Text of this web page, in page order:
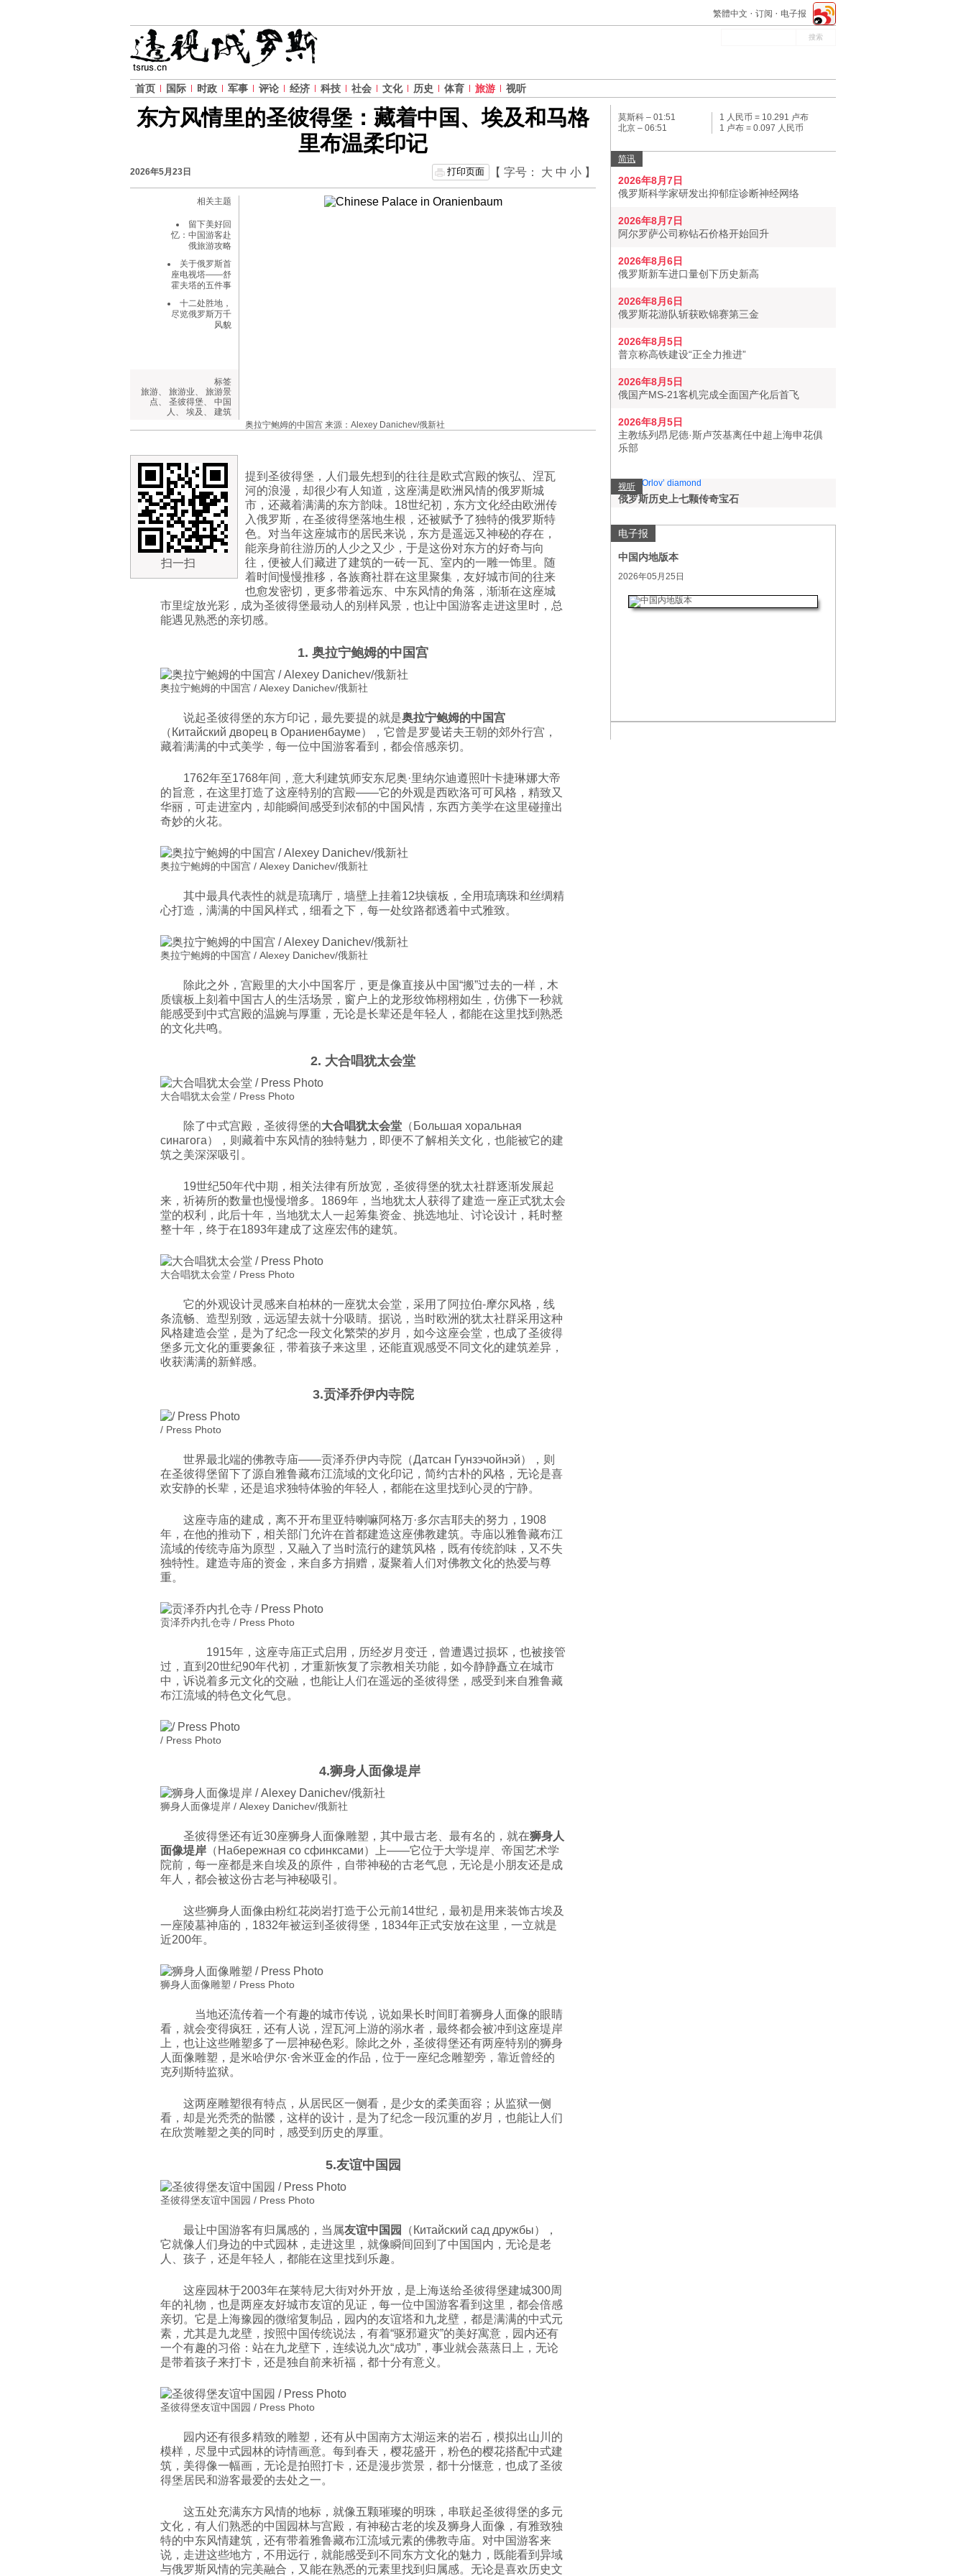
繁體中文 订阅 电子报
首页 国际 时政 军事 评论 经济 科技 社会 文化 历史 体育 旅游 视听
东方风情里的圣彼得堡：藏着中国、埃及和马格
里布温柔印记
2026年5月23日 【 字号： 大 中 小 】
打印页面
相关主题
留下美好回
忆：中国游客赴
俄旅游攻略
关于俄罗斯首
座电视塔——舒
霍夫塔的五件事
十二处胜地，
尽览俄罗斯万千
风貌
标签
旅游、 旅游业、 旅游景
点、 圣彼得堡、 中国
人 、 埃及 、 建筑
奥拉宁鲍姆的中国宫 来源：Alexey Danichev/俄新社
扫一扫
提到圣彼得堡，人们最先想到的往往是欧式宫殿的恢弘、涅瓦
河的浪漫，却很少有人知道，这座满是欧洲风情的俄罗斯城
市，还藏着满满的东方韵味。18世纪初，东方文化经由欧洲传
入俄罗斯，在圣彼得堡落地生根，还被赋予了独特的俄罗斯特
色。对当年这座城市的居民来说，东方是遥远又神秘的存在，
能亲身前往游历的人少之又少，于是这份对东方的好奇与向
往，便被人们藏进了建筑的一砖一瓦、室内的一雕一饰里。随
着时间慢慢推移，各族裔社群在这里聚集，友好城市间的往来
也愈发密切，更多带着远东、中东风情的角落，渐渐在这座城
市里绽放光彩，成为圣彼得堡最动人的别样风景，也让中国游客走进这里时，总
能遇见熟悉的亲切感。
1. 奥拉宁鲍姆的中国宫
奥拉宁鲍姆的中国宫 / Alexey Danichev/俄新社
说起圣彼得堡的东方印记，最先要提的就是奥拉宁鲍姆的中国宫
（Китайский дворец в Ораниенбауме），它曾是罗曼诺夫王朝的郊外行宫，
藏着满满的中式美学，每一位中国游客看到，都会倍感亲切。
1762年至1768年间，意大利建筑师安东尼奥·里纳尔迪遵照叶卡捷琳娜大帝
的旨意，在这里打造了这座特别的宫殿——它的外观是西欧洛可可风格，精致又
华丽，可走进室内，却能瞬间感受到浓郁的中国风情，东西方美学在这里碰撞出
奇妙的火花。
奥拉宁鲍姆的中国宫 / Alexey Danichev/俄新社
其中最具代表性的就是琉璃厅，墙壁上挂着12块镶板，全用琉璃珠和丝绸精
心打造，满满的中国风样式，细看之下，每一处纹路都透着中式雅致。
奥拉宁鲍姆的中国宫 / Alexey Danichev/俄新社
除此之外，宫殿里的大小中国客厅，更是像直接从中国“搬”过去的一样，木
质镶板上刻着中国古人的生活场景，窗户上的龙形纹饰栩栩如生，仿佛下一秒就
能感受到中式宫殿的温婉与厚重，无论是长辈还是年轻人，都能在这里找到熟悉
的文化共鸣。
2. 大合唱犹太会堂
大合唱犹太会堂 / Press Photo
除了中式宫殿，圣彼得堡的大合唱犹太会堂 （Большая хоральная
синагога），则藏着中东风情的独特魅力，即便不了解相关文化，也能被它的建
筑之美深深吸引。
19世纪50年代中期，相关法律有所放宽，圣彼得堡的犹太社群逐渐发展起
来，祈祷所的数量也慢慢增多。1869年，当地犹太人获得了建造一座正式犹太会
堂的权利，此后十年，当地犹太人一起筹集资金、挑选地址、讨论设计，耗时整
整十年，终于在1893年建成了这座宏伟的建筑。
大合唱犹太会堂 / Press Photo
它的外观设计灵感来自柏林的一座犹太会堂，采用了阿拉伯-摩尔风格，线
条流畅、造型别致，远远望去就十分吸睛。据说，当时欧洲的犹太社群采用这种
风格建造会堂，是为了纪念一段文化繁荣的岁月，如今这座会堂，也成了圣彼得
堡多元文化的重要象征，带着孩子来这里，还能直观感受不同文化的建筑差异，
收获满满的新鲜感。
3.贡泽乔伊内寺院
/ Press Photo
世界最北端的佛教寺庙——贡泽乔伊内寺院（Датсан Гунзэчойнэй），则
在圣彼得堡留下了源自雅鲁藏布江流域的文化印记，简约古朴的风格，无论是喜
欢安静的长辈，还是追求独特体验的年轻人，都能在这里找到心灵的宁静。
这座寺庙的建成，离不开布里亚特喇嘛阿格万·多尔吉耶夫的努力，1908
年，在他的推动下，相关部门允许在首都建造这座佛教建筑。寺庙以雅鲁藏布江
流域的传统寺庙为原型，又融入了当时流行的建筑风格，既有传统韵味，又不失
独特性。建造寺庙的资金，来自多方捐赠，凝聚着人们对佛教文化的热爱与尊
重。
贡泽乔内扎仓寺 / Press Photo
1915年，这座寺庙正式启用，历经岁月变迁，曾遭遇过损坏，也被接管
过，直到20世纪90年代初，才重新恢复了宗教相关功能，如今静静矗立在城市
中，诉说着多元文化的交融，也能让人们在遥远的圣彼得堡，感受到来自雅鲁藏
布江流域的特色文化气息。
/ Press Photo
4.狮身人面像堤岸
狮身人面像堤岸 / Alexey Danichev/俄新社
圣彼得堡还有近30座狮身人面像雕塑，其中最古老、最有名的，就在狮身人
面像堤岸 （Набережная со сфинксами）上——它位于大学堤岸、帝国艺术学
院前，每一座都是来自埃及的原件，自带神秘的古老气息，无论是小朋友还是成
年人，都会被这份古老与神秘吸引。
这些狮身人面像由粉红花岗岩打造于公元前14世纪，最初是用来装饰古埃及
一座陵墓神庙的，1832年被运到圣彼得堡，1834年正式安放在这里，一立就是
近200年。
狮身人面像雕塑 / Press Photo
当地还流传着一个有趣的城市传说，说如果长时间盯着狮身人面像的眼睛
看，就会变得疯狂，还有人说，涅瓦河上游的溺水者，最终都会被冲到这座堤岸
上，也让这些雕塑多了一层神秘色彩。除此之外，圣彼得堡还有两座特别的狮身
人面像雕塑，是米哈伊尔·舍米亚金的作品，位于一座纪念雕塑旁，靠近曾经的
克列斯特监狱。
这两座雕塑很有特点，从居民区一侧看，是少女的柔美面容；从监狱一侧
看，却是光秃秃的骷髅，这样的设计，是为了纪念一段沉重的岁月，也能让人们
在欣赏雕塑之美的同时，感受到历史的厚重。
5.友谊中国园
圣彼得堡友谊中国园 / Press Photo
最让中国游客有归属感的，当属友谊中国园
（Китайский сад дружбы），
它就像人们身边的中式园林，走进这里，就像瞬间回到了中国国内，无论是老
人、孩子，还是年轻人，都能在这里找到乐趣。
这座园林于2003年在莱特尼大街对外开放，是上海送给圣彼得堡建城300周
年的礼物，也是两座友好城市友谊的见证，每一位中国游客看到这里，都会倍感
亲切。它是上海豫园的微缩复制品，园内的友谊塔和九龙壁，都是满满的中式元
素，尤其是九龙壁，按照中国传统说法，有着“驱邪避灾”的美好寓意，园内还有
一个有趣的习俗：站在九龙壁下，连续说九次“成功”，事业就会蒸蒸日上，无论
是带着孩子来打卡，还是独自前来祈福，都十分有意义。
圣彼得堡友谊中国园 / Press Photo
园内还有很多精致的雕塑，还有从中国南方太湖运来的岩石，模拟出山川的
模样，尽显中式园林的诗情画意。每到春天，樱花盛开，粉色的樱花搭配中式建
筑，美得像一幅画，无论是拍照打卡，还是漫步赏景，都十分惬意，也成了圣彼
得堡居民和游客最爱的去处之一。
这五处充满东方风情的地标，就像五颗璀璨的明珠，串联起圣彼得堡的多元
文化，有人们熟悉的中国园林与宫殿，有神秘古老的埃及狮身人面像，有雅致独
特的中东风情建筑，还有带着雅鲁藏布江流域元素的佛教寺庙。对中国游客来
说，走进这些地方，不用远行，就能感受到不同东方文化的魅力，既能看到异域
与俄罗斯风情的完美融合，又能在熟悉的元素里找到归属感。无论是喜欢历史文
莫斯科 – 01:51
北京 – 06:51
1 人民币 = 10.291 卢布
1 卢布 = 0.097 人民币
简讯
2026年8月7日
俄罗斯科学家研发出抑郁症诊断神经网络
2026年8月7日
阿尔罗萨公司称钻石价格开始回升
2026年8月6日
俄罗斯新车进口量创下历史新高
2026年8月6日
俄罗斯花游队斩获欧锦赛第三金
2026年8月5日
普京称高铁建设“正全力推进”
2026年8月5日
俄国产MS-21客机完成全面国产化后首飞
2026年8月5日
主教练列昂尼德·斯卢茨基离任中超上海申花俱
乐部
视听
俄罗斯历史上七颗传奇宝石
电子报
中国内地版本
2026年05月25日